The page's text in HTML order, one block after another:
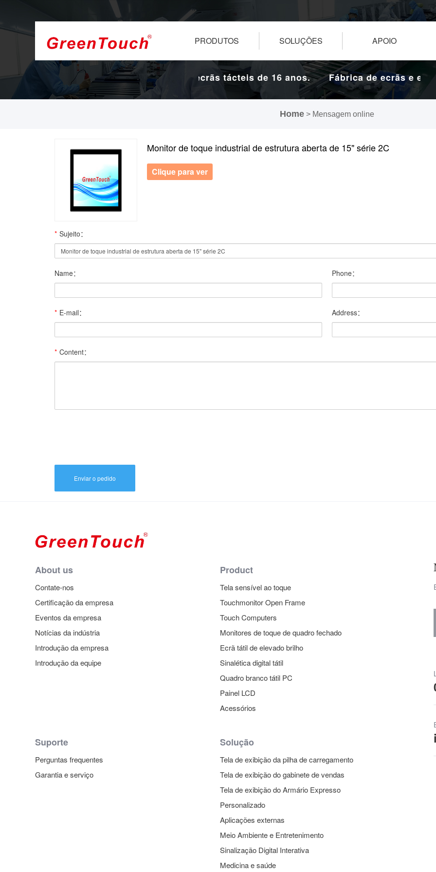
PRODUTOS SOLUÇÕES APOIO
de 16 anos. Fábrica de ecrãs e ecrãs tácteis de 16 anos. Fábrica de ecrãs e
Home > Mensagem online
Monitor de toque industrial de estrutura aberta de 15" série 2C
Clique para ver
* Sujeito：
Name： Phone：
* E-mail： Address：
* Content：
Enviar o pedido
About us
Contate-nos
Certificação da empresa
Eventos da empresa
Notícias da indústria
Introdução da empresa
Introdução da equipe
Product
Tela sensível ao toque
Touchmonitor Open Frame
Touch Computers
Monitores de toque de quadro fechado
Ecrã tátil de elevado brilho
Sinalética digital tátil
Quadro branco tátil PC
Painel LCD
Acessórios
Suporte
Perguntas frequentes
Garantia e serviço
Solução
Tela de exibição da pilha de carregamento
Tela de exibição do gabinete de vendas
Tela de exibição do Armário Expresso
Personalizado
Aplicações externas
Meio Ambiente e Entretenimento
Sinalização Digital Interativa
Medicina e saúde